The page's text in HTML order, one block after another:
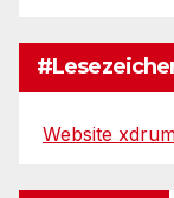
Website